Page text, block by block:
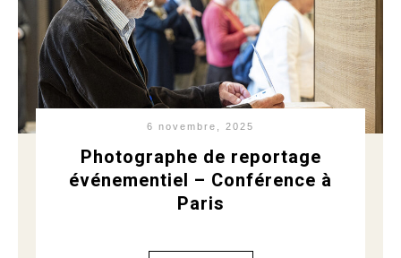
6 novembre, 2025
Photographe de reportage
événementiel – Conférence à
Paris